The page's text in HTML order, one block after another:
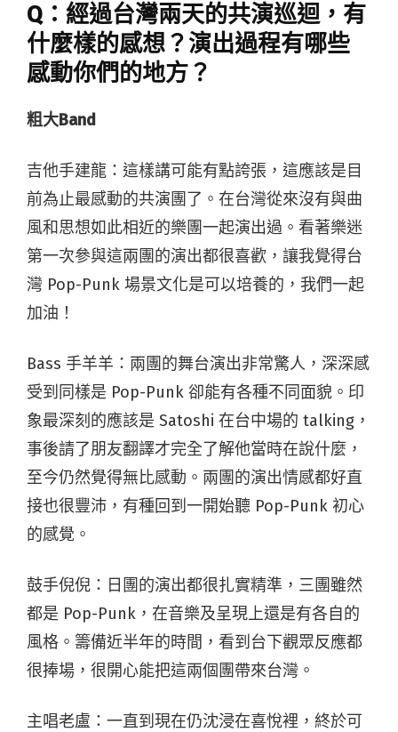
Q：經過台灣兩天的共演巡迴，有
什麼樣的感想？演出過程有哪些
感動你們的地方？
粗大Band
吉他手建龍：這樣講可能有點誇張，這應該是目
前為止最感動的共演團了。在台灣從來沒有與曲
風和思想如此相近的樂團一起演出過。看著樂迷
第一次參與這兩團的演出都很喜歡，讓我覺得台
灣 Pop-Punk 場景文化是可以培養的，我們一起
加油！
Bass 手羊羊：兩團的舞台演出非常驚人，深深感
受到同樣是 Pop-Punk 卻能有各種不同面貌。印
象最深刻的應該是 Satoshi 在台中場的 talking，
事後請了朋友翻譯才完全了解他當時在說什麼，
至今仍然覺得無比感動。兩團的演出情感都好直
接也很豐沛，有種回到一開始聽 Pop-Punk 初心
的感覺。
鼓手倪倪：日團的演出都很扎實精準，三團雖然
都是 Pop-Punk，在音樂及呈現上還是有各自的
風格。籌備近半年的時間，看到台下觀眾反應都
很捧場，很開心能把這兩個團帶來台灣。
主唱老盧：一直到現在仍沈浸在喜悅裡，終於可